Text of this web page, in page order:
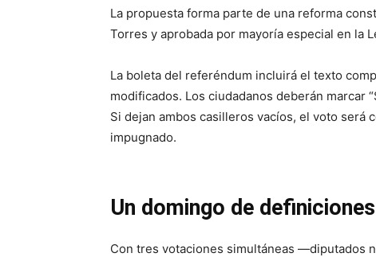
La propuesta forma parte de una reforma
Torres y aprobada por mayoría especial en la
La boleta del referéndum incluirá el texto
modificados. Los ciudadanos deberán marcar
Si dejan ambos casilleros vacíos, el voto será
impugnado.
Un domingo de definiciones
Con tres votaciones simultáneas —diputados